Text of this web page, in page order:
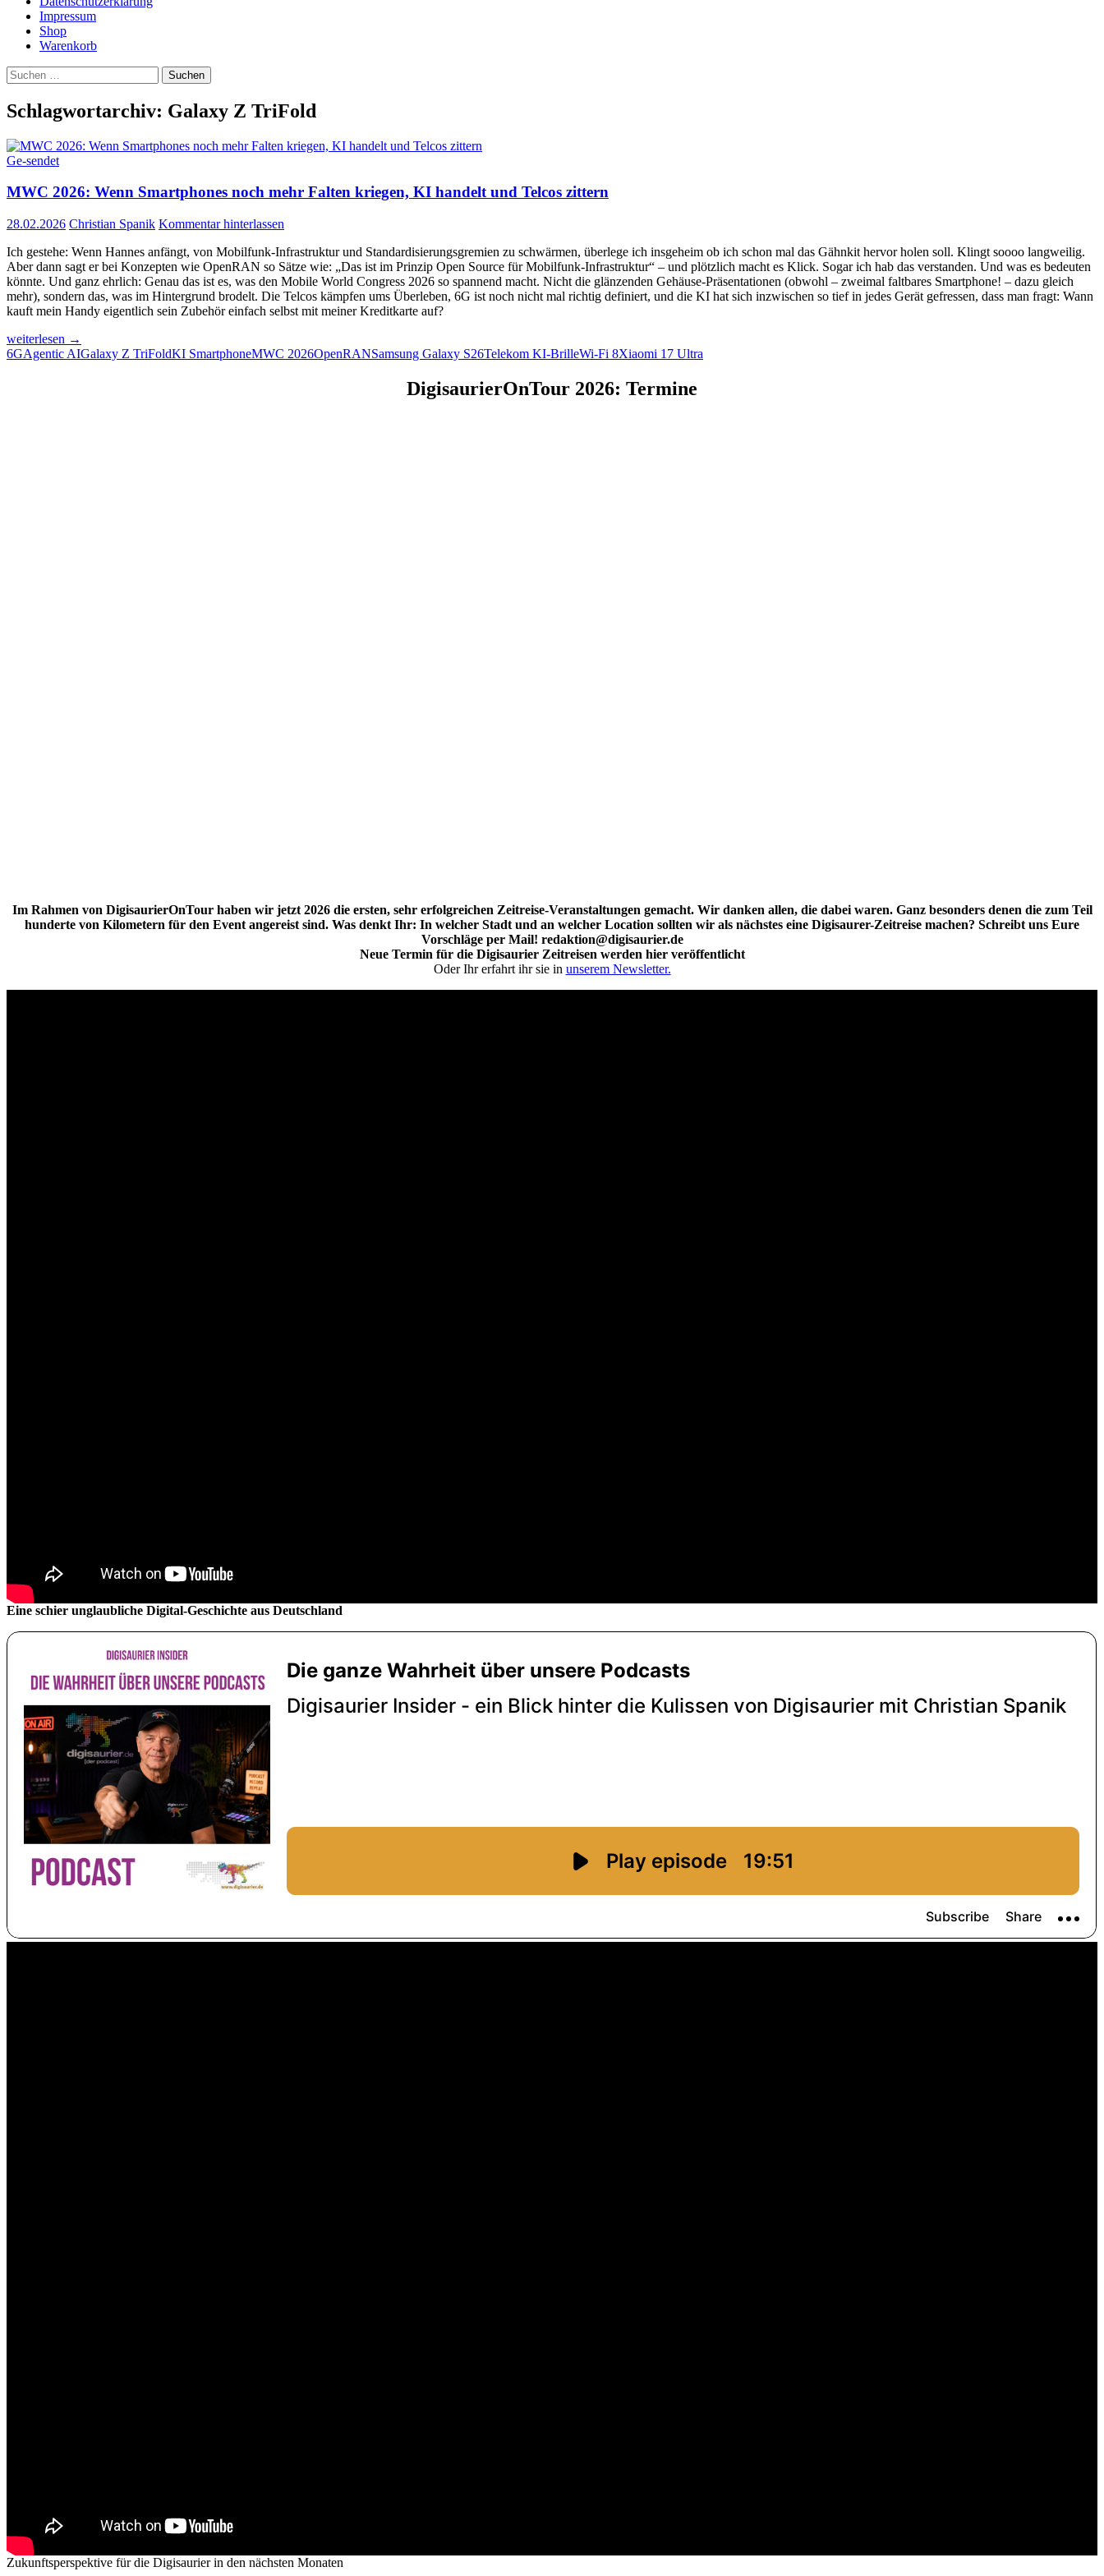
Impressum
Shop
Warenkorb
Suchen
nach:
Schlagwortarchiv: Galaxy Z TriFold
Ge-sendet
MWC 2026: Wenn Smartphones noch mehr Falten kriegen, KI handelt und Telcos zittern
28.02.2026 Christian Spanik Kommentar hinterlassen
Ich gestehe: Wenn Hannes anfängt, von Mobilfunk-Infrastruktur und Standardisierungsgremien zu schwärmen, überlege ich insgeheim ob ich schon mal das Gähnkit hervor holen soll. Klingt soooo langweilig.
Aber dann sagt er bei Konzepten wie OpenRAN so Sätze wie: „Das ist im Prinzip Open Source für Mobilfunk-Infrastruktur“ – und plötzlich macht es Klick. Sogar ich hab das verstanden. Und was es bedeuten
könnte. Und ganz ehrlich: Genau das ist es, was den Mobile World Congress 2026 so spannend macht. Nicht die glänzenden Gehäuse-Präsentationen (obwohl – zweimal faltbares Smartphone! – dazu gleich
mehr), sondern das, was im Hintergrund brodelt. Die Telcos kämpfen ums Überleben, 6G ist noch nicht mal richtig definiert, und die KI hat sich inzwischen so tief in jedes Gerät gefressen, dass man fragt: Wann
kauft mein Handy eigentlich sein Zubehör einfach selbst mit meiner Kreditkarte auf?
MWC
2026:
weiterlesen →
6GAgentic AIGalaxy Z TriFoldKI SmartphoneMWC 2026OpenRANSamsung Galaxy S26Telekom KI-BrilleWi-Fi 8Xiaomi 17 Ultra
DigisaurierOnTour 2026: Termine
Im Rahmen von DigisaurierOnTour haben wir jetzt 2026 die ersten, sehr erfolgreichen Zeitreise-Veranstaltungen gemacht. Wir danken allen, die dabei waren. Ganz besonders denen die zum Teil
hunderte von Kilometern für den Event angereist sind. Was denkt Ihr: In welcher Stadt und an welcher Location sollten wir als nächstes eine Digisaurer-Zeitreise machen? Schreibt uns Eure
Vorschläge per Mail! redaktion@digisaurier.de
Neue Termin für die Digisaurier Zeitreisen werden hier veröffentlicht
Oder Ihr erfahrt ihr sie in unserem Newsletter.
Eine schier unglaubliche Digital-Geschichte aus Deutschland
Zukunftsperspektive für die Digisaurier in den nächsten Monaten